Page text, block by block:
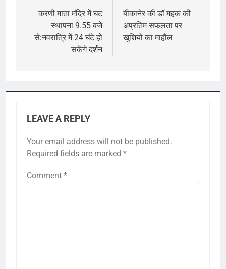
navigation
करणी माता मंदिर में घट
स्थापना 9.55 बजे
से:नवरात्रि में 24 घंटे हो
सकेंगे दर्शन
बीकानेर की डॉ महक की
अप्रतिम सफलता पर
खुशियों का माहौल
LEAVE A REPLY
Your email address will not be published.
Required fields are marked *
Comment *